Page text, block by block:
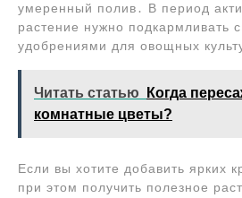
умеренный полив․ В период
растение нужно подкармливать
удобрениями для овощных
Читать статью
Когда
комнатные цветы?
Если вы хотите добавить ярких
при этом получить полезное